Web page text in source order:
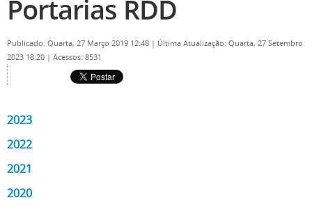
Portarias RDD
Publicado: Quarta, 27 Março 2019 12:48 | Última Atualização: Quarta, 27 Setembro
2023 18:20 | Acessos: 8531
2023
2022
2021
2020